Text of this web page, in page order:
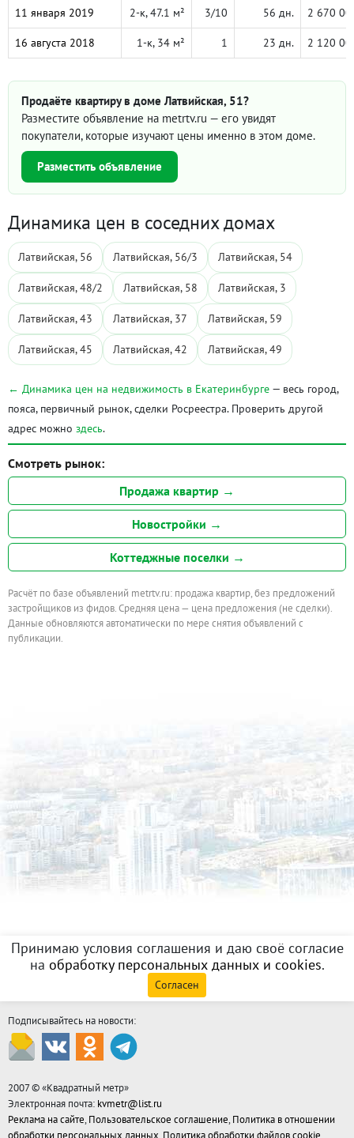
11 января 2019 2-к, 47.1 м² 3/10 56 дн. 2 670
16 августа 2018 1-к, 34 м² 1 23 дн. 2 120
Продаёте квартиру в доме Латвийская, 51?
Разместите объявление на metrtv.ru — его увидят
покупатели, которые изучают цены именно в этом доме.
Разместить объявление
Динамика цен в соседних домах
Латвийская, 56 Латвийская, 56/3 Латвийская, 54
Латвийская, 48/2 Латвийская, 58 Латвийская, 3
Латвийская, 43 Латвийская, 37 Латвийская, 59
Латвийская, 45 Латвийская, 42 Латвийская, 49
← Динамика цен на недвижимость в Екатеринбурге — весь город,
пояса, первичный рынок, сделки Росреестра. Проверить другой
адрес можно здесь.
Смотреть рынок:
Продажа квартир →
Новостройки →
Коттеджные поселки →
Расчёт по базе объявлений metrtv.ru: продажа квартир, без предложений
застройщиков из фидов. Средняя цена — цена предложения (не сделки).
Данные обновляются автоматически по мере снятия объявлений с
публикации.
Принимаю условия соглашения и даю своё согласие
на обработку персональных данных и cookies.
Согласен
Подписывайтесь на новости:
2007 © «Квадратный метр»
Электронная почта: kvmetr@list.ru
Реклама на сайте, Пользовательское соглашение, Политика в отношении
обработки персональных данных Политика обработки файлов cookie